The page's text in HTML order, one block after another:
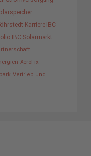
Karriere IBC
IBC Solarmarkt
AeroFix
Vertrieb und